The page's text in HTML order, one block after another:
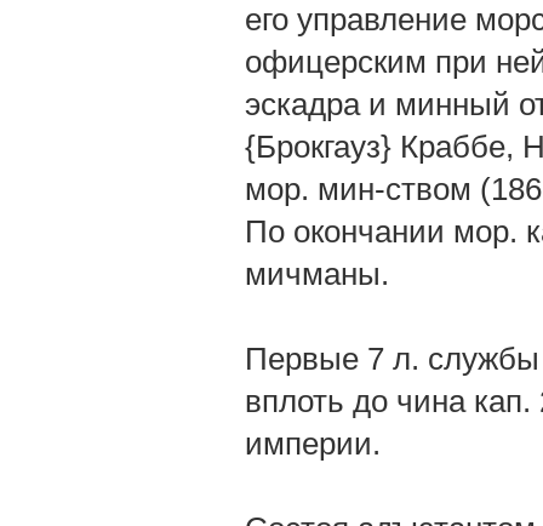
его управление
офицерским при
эскадра и минный
{Брокгауз}
мор. мин-ством
По окончании мор.
мичманы.
Первые 7 л. службы
вплоть до чина
империи.